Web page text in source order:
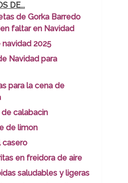
DE...
de Gorka Barredo
faltar en Navidad
navidad 2025
Navidad para
para la cena de
de calabacin
de limon
casero
en freidora de aire
saludables y ligeras